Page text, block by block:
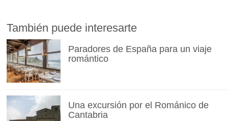
También puede interesarte
Paradores de España para un viaje
romántico
Una excursión por el Románico de
Cantabria